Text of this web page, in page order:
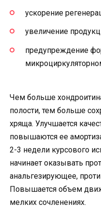
ускорение
увеличение
предупреждение
Чем больше
полости, тем больше
хряща. Улучшается
повышаются ее
2-3 недели курсового
начинает оказывать
анальгезирующее,
Повышается объем
мелких сочленениях.